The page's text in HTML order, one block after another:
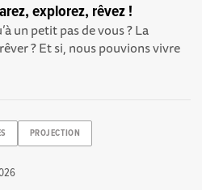
explorez, rêvez !
un petit pas de vous ? La
? Et si, nous pouvions vivre
PROJECTION